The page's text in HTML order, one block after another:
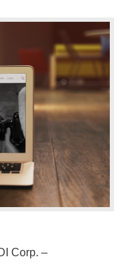
Corp. –